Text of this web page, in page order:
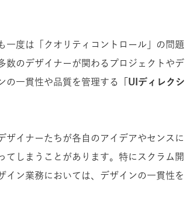
一度は「クオリティコントロール」の問題
数のデザイナーが関わるプロジェクトやデ
の一貫性や品質を管理する
UIディレクシ
ザイナーたちが各自のアイデアやセンスに
てしまうことがあります。特にスクラム開
イン業務においては、デザインの一貫性を